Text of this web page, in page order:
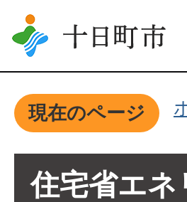
現在のページ
住宅省エネ